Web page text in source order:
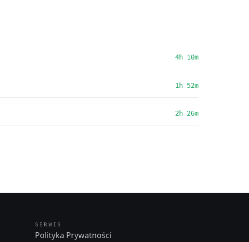
4h 10m
1h 52m
2h 26m
SERWIS
Polityka Prywatności